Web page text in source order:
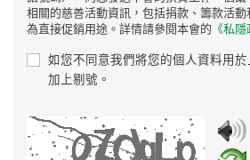
相關的慈善活動資訊，包括捐款、籌款活動
為直接促銷用途。詳情請參閱本會的 《私隱
如您不同意我們將您的個人資料用
加上剔號。